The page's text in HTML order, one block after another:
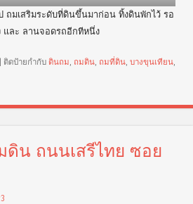
ถมเสริมระดับที่ดินขึ้นมาก่อน ทิ้งดินพักไว้ รอ
และ ลานจอดรถอีกทีหนึ่ง
| ติดป้ายกำกับ ดินถม ถมดิน ถมที่ดิน บางขุนเทียน
ดิน ถนนเสรีไทย ซอย